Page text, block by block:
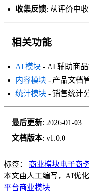
收集反馈: 从评价中
相关功能
AI 模块 - AI 辅助商
内容模块 - 产品文档
统计模块 - 销售统计
最后更新: 2026-01-03
文档版本: v1.0.0
标签： 商业模块电子商
本文由人工编写，AI优
平台商业模块